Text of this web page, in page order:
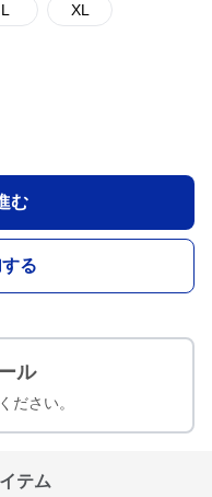
L XL
む
る
ル
ださい。
テム